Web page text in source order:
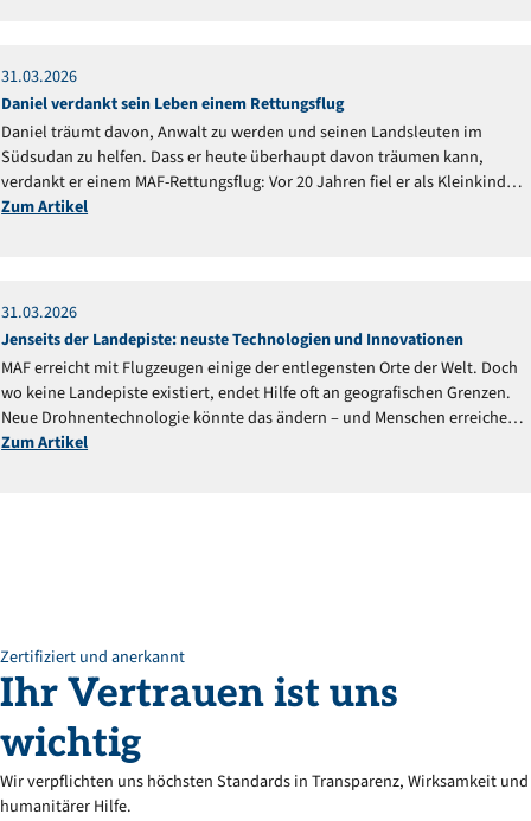
Reportage
31.03.2026
Daniel verdankt sein Leben einem Rettungsflug
Daniel träumt davon, Anwalt zu werden und seinen Landsleuten im
Südsudan zu helfen. Dass er heute überhaupt davon träumen kann,
verdankt er einem MAF-Rettungsflug: Vor 20 Jahren fiel er als Kleinkind
ins Feuer und schwebte in Lebensgefahr.
Zum Artikel
Reportage
31.03.2026
Jenseits der Landepiste: neuste Technologien und Innovationen
MAF erreicht mit Flugzeugen einige der entlegensten Orte der Welt. Doch
wo keine Landepiste existiert, endet Hilfe oft an geografischen Grenzen.
Neue Drohnentechnologie könnte das ändern – und Menschen erreichen,
die bisher abgeschnitten blieben.
Zum Artikel
Zertifiziert und anerkannt
Ihr Vertrauen ist uns
wichtig
Wir verpflichten uns höchsten Standards in Transparenz, Wirksamkeit und
humanitärer Hilfe.